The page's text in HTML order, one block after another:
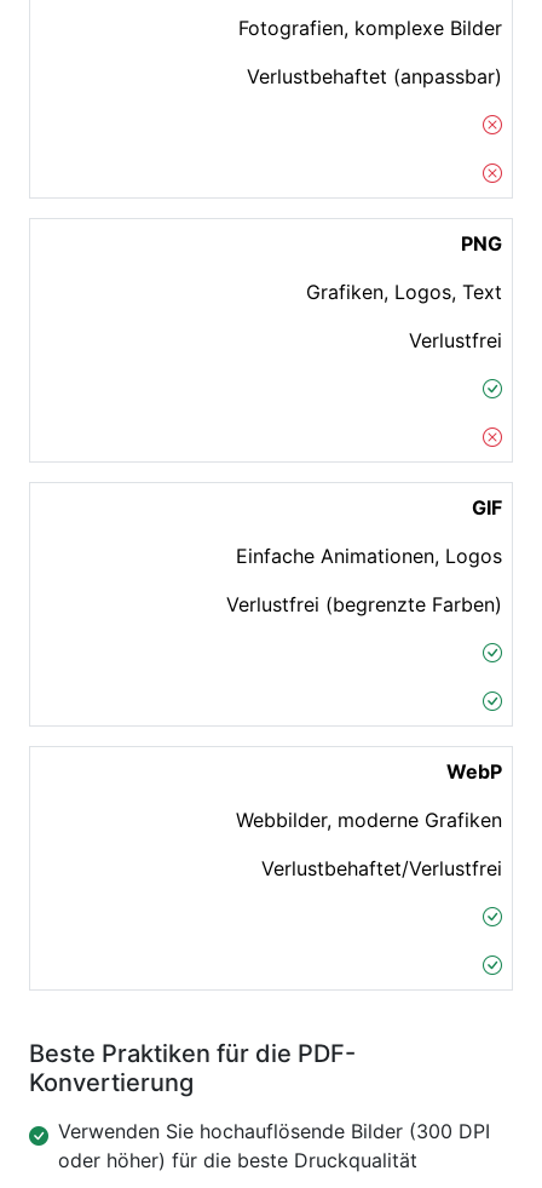
Fotografien, komplexe Bilder
Verlustbehaftet (anpassbar)
PNG
Grafiken, Logos, Text
Verlustfrei
GIF
Einfache Animationen, Logos
Verlustfrei (begrenzte Farben)
WebP
Webbilder, moderne Grafiken
Verlustbehaftet/Verlustfrei
Beste Praktiken für die PDF-
Konvertierung
Verwenden Sie hochauflösende Bilder (300 DPI
oder höher) für die beste Druckqualität